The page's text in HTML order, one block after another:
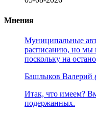
Мнения
Муниципальные
расписанию, но мы
поскольку на
Башлыков Валерий
Итак, что имеем?
подержанных.